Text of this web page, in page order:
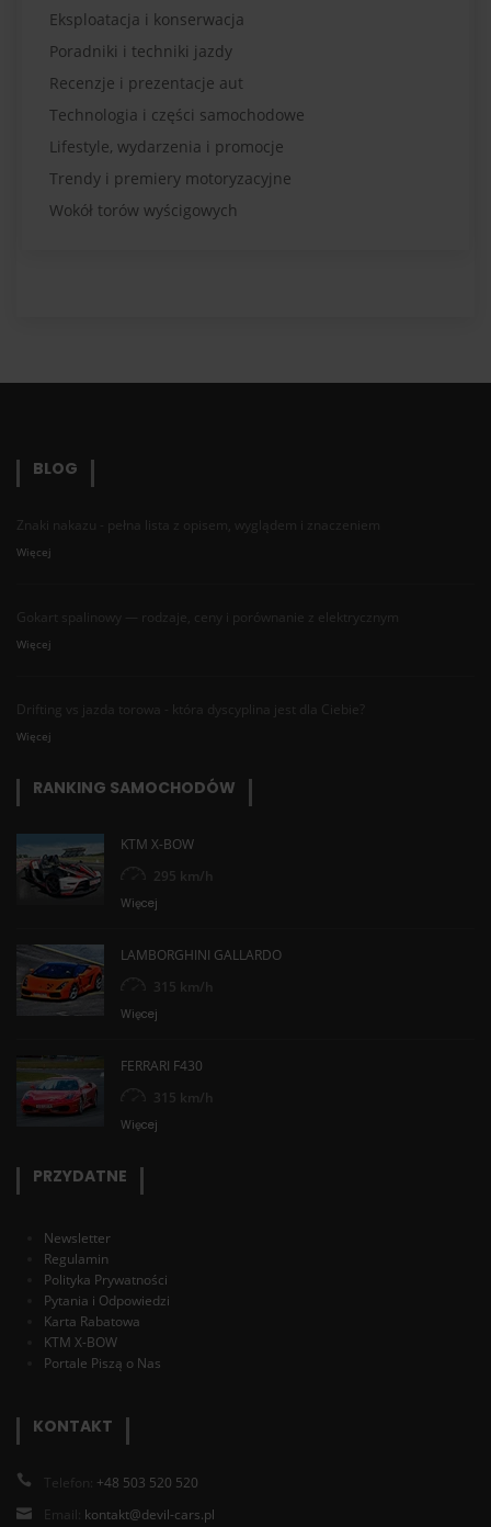
Eksploatacja i konserwacja
Poradniki i techniki jazdy
Recenzje i prezentacje aut
Technologia i części samochodowe
Lifestyle, wydarzenia i promocje
Trendy i premiery motoryzacyjne
Wokół torów wyścigowych
BLOG
Znaki nakazu - pełna lista z opisem, wyglądem i znaczeniem
Więcej
Gokart spalinowy — rodzaje, ceny i porównanie z elektrycznym
Więcej
Drifting vs jazda torowa - która dyscyplina jest dla Ciebie?
Więcej
RANKING SAMOCHODÓW
KTM X-BOW
295 km/h
Więcej
LAMBORGHINI GALLARDO
315 km/h
Więcej
FERRARI F430
315 km/h
Więcej
PRZYDATNE
Newsletter
Regulamin
Polityka Prywatności
Pytania i Odpowiedzi
Karta Rabatowa
KTM X-BOW
Portale Piszą o Nas
KONTAKT
Telefon: +48 503 520 520
Email: kontakt@devil-cars.pl